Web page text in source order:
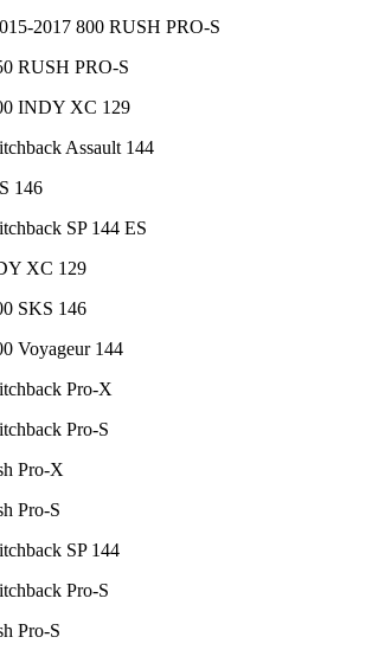
2017 800 RUSH PRO-S
RUSH PRO-S
INDY XC 129
Assault 144
146
SP 144 ES
XC 129
SKS 146
Voyageur 144
Pro-X
Pro-S
Pro-X
Pro-S
SP 144
Pro-S
Pro-S